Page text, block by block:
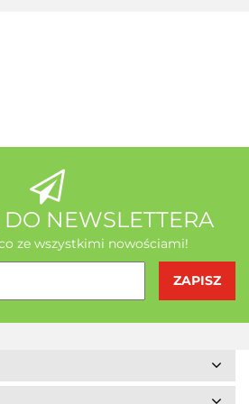
- Natura
NEWSLETTERA
ze wszystkimi nowościami!